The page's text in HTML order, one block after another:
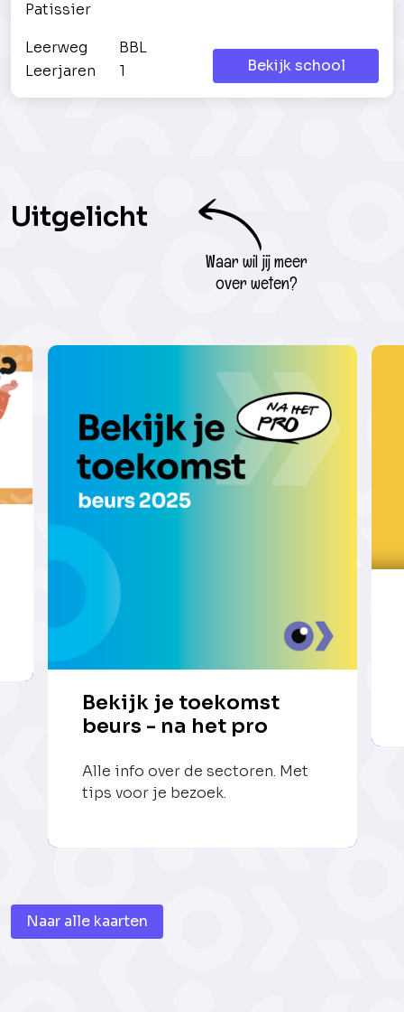
Patissier
Leerweg
BBL
Leerjaren
1 Bekijk school
Uitgelicht
Waar wil jij meer
over weten?
Bekijk je toekomst
beurs - na het pro
Alle info over de sectoren. Met
tips voor je bezoek.
Naar alle kaarten